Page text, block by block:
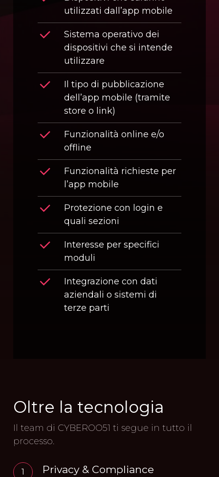
utilizzati dall’app mobile
Sistema operativo dei
dispositivi che si intende
utilizzare
Il tipo di pubblicazione
dell’app mobile (tramite
store o link)
Funzionalità online e/o
offline
Funzionalità richieste per
l’app mobile
Protezione con login e
quali sezioni
Interesse per specifici
moduli
Integrazione con dati
aziendali o sistemi di
terze parti
Oltre la tecnologia
Il team di CYBEROO51 ti segue in tutto il
processo.
1 Privacy & Compliance